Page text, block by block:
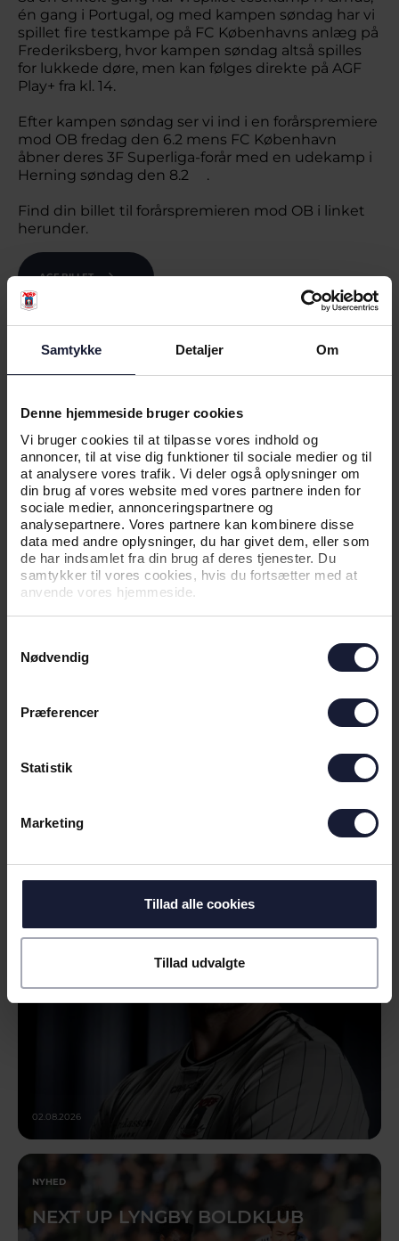
Samtykke Detaljer Om
Denne hjemmeside bruger cookies
Vi bruger cookies til at tilpasse vores indhold og
annoncer, til at vise dig funktioner til sociale medier og til
at analysere vores trafik. Vi deler også oplysninger om
din brug af vores website med vores partnere inden for
sociale medier, annonceringspartnere og
analysepartnere. Vores partnere kan kombinere disse
data med andre oplysninger, du har givet dem, eller som
de har indsamlet fra din brug af deres tjenester. Du
samtykker til vores cookies, hvis du fortsætter med at
anvende vores hjemmeside.
Nødvendig
Præferencer
Statistik
Marketing
Tillad alle cookies
Tillad udvalgte
én gang i Portugal, og med kampen søndag har vi
spillet fire testkampe på FC Københavns anlæg på
Frederiksberg, hvor kampen søndag altså spilles
for lukkede døre, men kan følges direkte på AGF
Play+ fra kl. 14.
Efter kampen søndag ser vi ind i en forårspremiere
mod OB fredag den 6.2 mens FC København
åbner deres 3F Superliga-forår med en udekamp i
Herning søndag den 8.2 .
Find din billet til forårspremieren mod OB i linket
herunder.
AGF BILLET
RELATEREDE NYHEDER
NYHED
MULIGE EUROPÆISKE
MODSTANDERE PÅ PLADS
03.08.2026
NYHED
VELKOMMEN TIL COLIN RÖSLER
02.08.2026
NYHED
NEXT UP LYNGBY BOLDKLUB